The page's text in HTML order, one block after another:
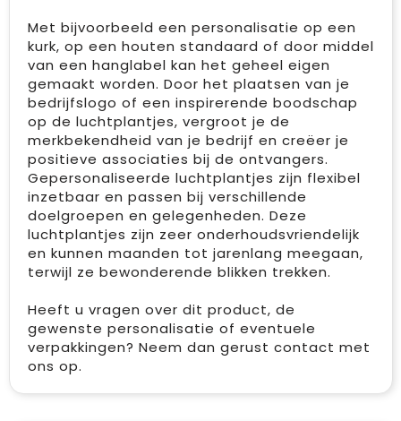
Met bijvoorbeeld een personalisatie op een
kurk, op een houten standaard of door middel
van een hanglabel kan het geheel eigen
gemaakt worden. Door het plaatsen van je
bedrijfslogo of een inspirerende boodschap
op de luchtplantjes, vergroot je de
merkbekendheid van je bedrijf en creëer je
positieve associaties bij de ontvangers.
Gepersonaliseerde luchtplantjes zijn flexibel
inzetbaar en passen bij verschillende
doelgroepen en gelegenheden. Deze
luchtplantjes zijn zeer onderhoudsvriendelijk
en kunnen maanden tot jarenlang meegaan,
terwijl ze bewonderende blikken trekken.
Heeft u vragen over dit product, de
gewenste personalisatie of eventuele
verpakkingen? Neem dan gerust contact met
ons op.